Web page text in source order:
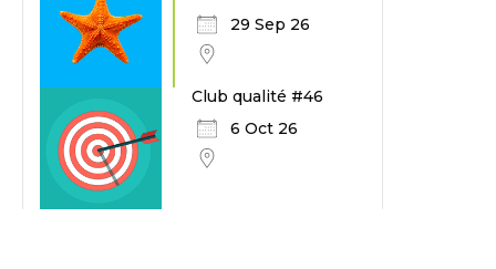
29 Sep 26
Club qualité #46
6 Oct 26